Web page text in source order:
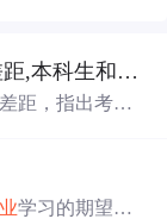
,本科生和研究
距，指出考研
认为工作可以
业竞争力。最
学习的期望，